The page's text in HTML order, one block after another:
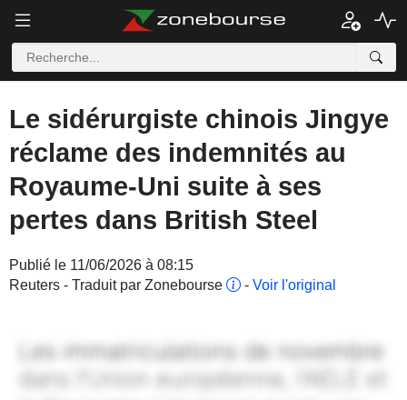
Le sidérurgiste chinois Jingye
réclame des indemnités au
Royaume-Uni suite à ses
pertes dans British Steel
Publié le 11/06/2026 à 08:15
Reuters - Traduit par Zonebourse
- Voir l'original